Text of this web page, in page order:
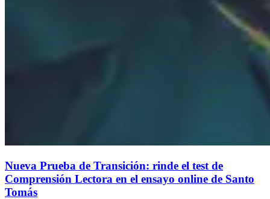
Nueva Prueba de Transición: rinde el test de
Comprensión Lectora en el ensayo online de Santo
Tomás